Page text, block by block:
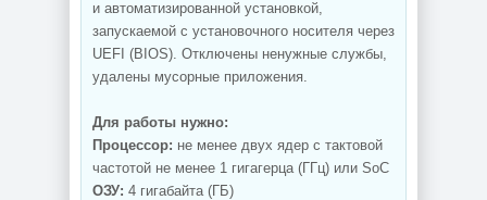
и автоматизированной установкой,
запускаемой с установочного носителя через
UEFI (BIOS). Отключены ненужные службы,
удалены мусорные приложения.
Для работы нужно:
Процессор: не менее двух ядер с тактовой
частотой не менее 1 гигагерца (ГГц) или SoC
ОЗУ: 4 гигабайта (ГБ)